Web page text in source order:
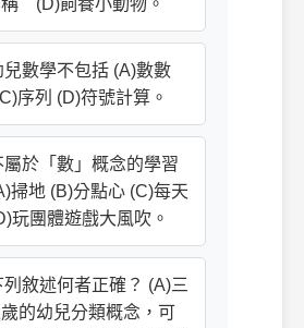
(D)飼養小動物。
數學不包括 (A)數數
序列 (D)符號計算。
於「數」概念的學習
掃地 (B)分點心 (C)每天
玩團體遊戲大風吹。
敘述何者正確？ (A)三
的幼兒分類概念，可